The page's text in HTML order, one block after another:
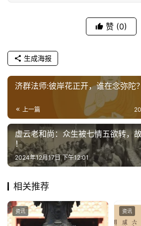
提
益
善
佛
教
人
寺
院
巡
登录 注册
赞 (0)
生成海报
济群法师:彼岸花正开，谁在念弥陀？
上一篇
虚云老和尚：众生被七情五欲转，
！
2024年12月17日 下午12:01
相关推荐
资讯 资讯